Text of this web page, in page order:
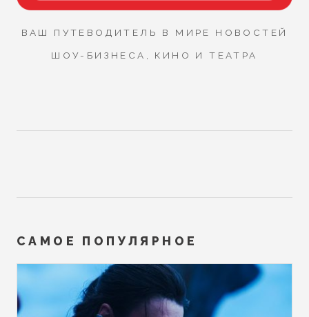
ВАШ ПУТЕВОДИТЕЛЬ В МИРЕ НОВОСТЕЙ
ШОУ-БИЗНЕСА, КИНО И ТЕАТРА
САМОЕ ПОПУЛЯРНОЕ